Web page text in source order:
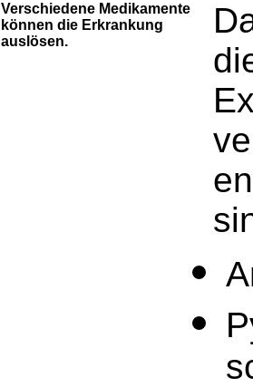
Verschiedene Medikamente
können die Erkrankung
auslösen.